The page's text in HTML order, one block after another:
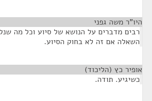
היו"ר משה גפני
רבים מדברים על הנושא של סיוע וכל מה
השאלה אם זה לא בחוק הסיוע.
אופיר כץ (הליכוד)
כשיגיע. תודה.